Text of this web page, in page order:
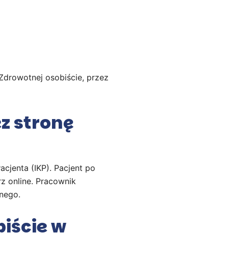
osobiście, przez
stronę
(IKP). Pacjent po
online. Pracownik
w